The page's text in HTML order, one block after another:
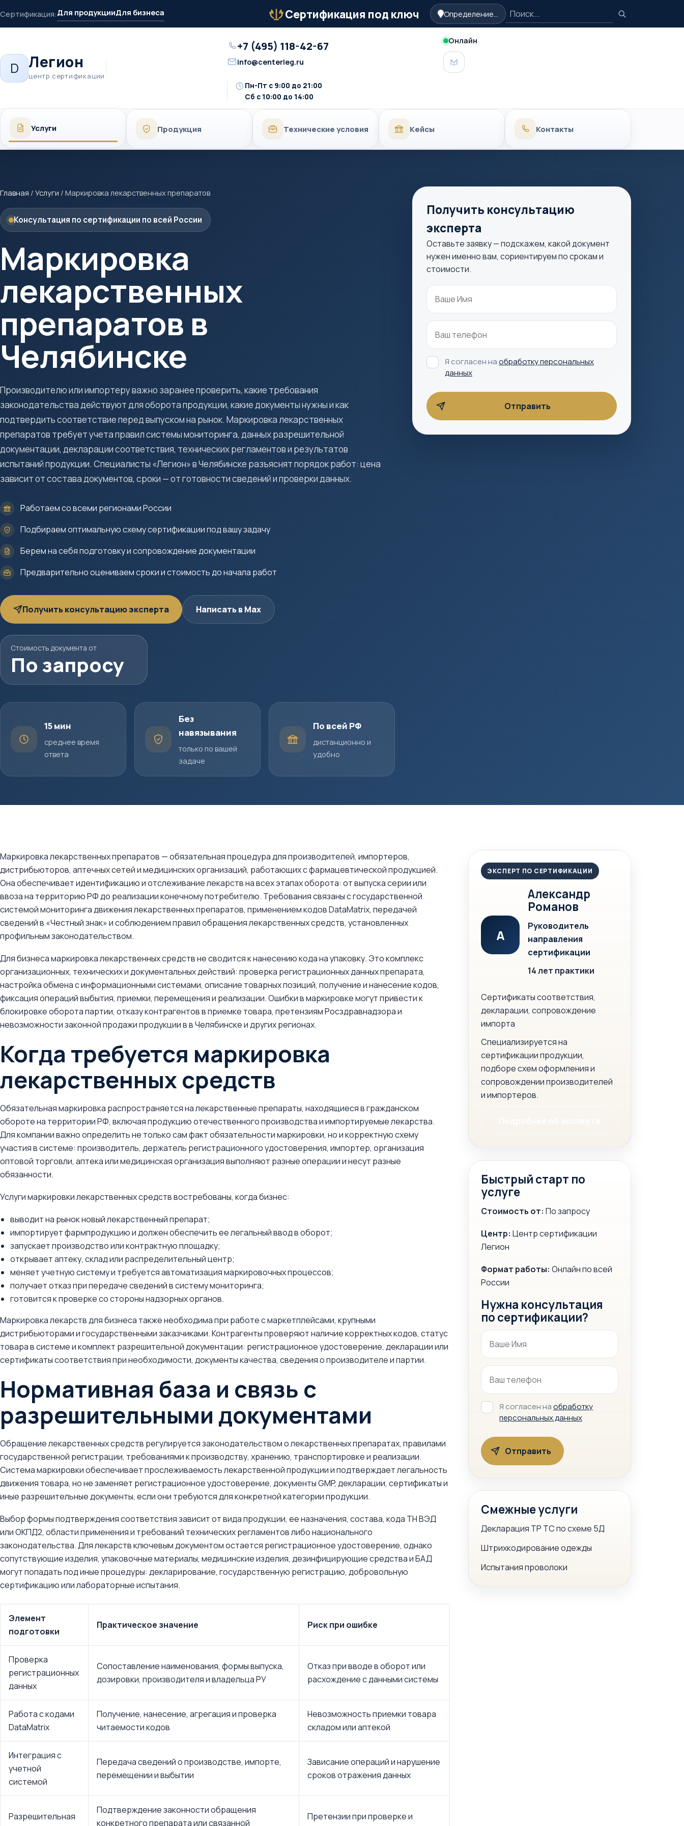
Сертификация:Для продукцииДля бизнеса
Бейдж
Сертификация под ключ Определение... Поиск
Поиск
D Легион
центр сертификации
Телефон
+7 (495) 118-42-67
Email
info@centerleg.ru
Онлайн
MAX
Время
работы
Пн-Пт с 9:00 до 21:00
Сб с 10:00 до 14:00
Услуги Продукция Технические условия Кейсы Контакты
Главная / Услуги / Маркировка лекарственных препаратов
Консультация по сертификации по всей России
Маркировка
лекарственных
препаратов в
Челябинске
Производителю или импортеру важно заранее проверить, какие требования
законодательства действуют для оборота продукции, какие документы нужны и как
подтвердить соответствие перед выпуском на рынок. Маркировка лекарственных
препаратов требует учета правил системы мониторинга, данных разрешительной
документации, декларации соответствия, технических регламентов и результатов
испытаний продукции. Специалисты «Легион» в Челябинске разъяснят порядок работ: цена
зависит от состава документов, сроки — от готовности сведений и проверки данных.
Работаем со всеми регионами России
Подбираем оптимальную схему сертификации под вашу задачу
Берем на себя подготовку и сопровождение документации
Предварительно оцениваем сроки и стоимость до начала работ
Получить консультацию эксперта Написать в Max
Стоимость документа от
По запросу
15 мин
среднее время
ответа
Без
навязывания
только по вашей
задаче
По всей РФ
дистанционно и
удобно
Получить консультацию
эксперта
Оставьте заявку — подскажем, какой документ
нужен именно вам, сориентируем по срокам и
стоимости.
Я согласен наобработку персональных
данных
Маркировка лекарственных препаратов — обязательная процедура для производителей, импортеров,
дистрибьюторов, аптечных сетей и медицинских организаций, работающих с фармацевтической продукцией.
Она обеспечивает идентификацию и отслеживание лекарств на всех этапах оборота: от выпуска серии или
ввоза на территорию РФ до реализации конечному потребителю. Требования связаны с государственной
системой мониторинга движения лекарственных препаратов, применением кодов DataMatrix, передачей
сведений в «Честный знак» и соблюдением правил обращения лекарственных средств, установленных
профильным законодательством.
Для бизнеса маркировка лекарственных средств не сводится к нанесению кода на упаковку. Это комплекс
организационных, технических и документальных действий: проверка регистрационных данных препарата,
настройка обмена с информационными системами, описание товарных позиций, получение и нанесение кодов,
фиксация операций выбытия, приемки, перемещения и реализации. Ошибки в маркировке могут привести к
блокировке оборота партии, отказу контрагентов в приемке товара, претензиям Росздравнадзора и
невозможности законной продажи продукции в в Челябинске и других регионах.
Когда требуется маркировка
лекарственных средств
Обязательная маркировка распространяется на лекарственные препараты, находящиеся в гражданском
обороте на территории РФ, включая продукцию отечественного производства и импортируемые лекарства.
Для компании важно определить не только сам факт обязательности маркировки, но и корректную схему
участия в системе: производитель, держатель регистрационного удостоверения, импортер, организация
оптовой торговли, аптека или медицинская организация выполняют разные операции и несут разные
обязанности.
Услуги маркировки лекарственных средств востребованы, когда бизнес:
выводит на рынок новый лекарственный препарат;
импортирует фармпродукцию и должен обеспечить ее легальный ввод в оборот;
запускает производство или контрактную площадку;
открывает аптеку, склад или распределительный центр;
меняет учетную систему и требуется автоматизация маркировочных процессов;
получает отказ при передаче сведений в систему мониторинга;
готовится к проверке со стороны надзорных органов.
Маркировка лекарств для бизнеса также необходима при работе с маркетплейсами, крупными
дистрибьюторами и государственными заказчиками. Контрагенты проверяют наличие корректных кодов, статус
товара в системе и комплект разрешительной документации: регистрационное удостоверение, декларации или
сертификаты соответствия при необходимости, документы качества, сведения о производителе и партии.
Нормативная база и связь с
разрешительными документами
Обращение лекарственных средств регулируется законодательством о лекарственных препаратах, правилами
государственной регистрации, требованиями к производству, хранению, транспортировке и реализации.
Система маркировки обеспечивает прослеживаемость лекарственной продукции и подтверждает легальность
движения товара, но не заменяет регистрационное удостоверение, документы GMP, декларации, сертификаты и
иные разрешительные документы, если они требуются для конкретной категории продукции.
Выбор формы подтверждения соответствия зависит от вида продукции, ее назначения, состава, кода ТН ВЭД
или ОКПД2, области применения и требований технических регламентов либо национального
законодательства. Для лекарств ключевым документом остается регистрационное удостоверение, однако
сопутствующие изделия, упаковочные материалы, медицинские изделия, дезинфицирующие средства и БАД
могут попадать под иные процедуры: декларирование, государственную регистрацию, добровольную
сертификацию или лабораторные испытания.
Элемент
подготовки
Практическое значение Риск при ошибке
Проверка
регистрационных
данных
Сопоставление наименования, формы выпуска,
дозировки, производителя и владельца РУ
Отказ при вводе в оборот или
расхождение с данными системы
Работа с кодами
DataMatrix
Получение, нанесение, агрегация и проверка
читаемости кодов
Невозможность приемки товара
складом или аптекой
Интеграция с
учетной
системой
Передача сведений о производстве, импорте,
перемещении и выбытии
Зависание операций и нарушение
сроков отражения данных
Разрешительная
Подтверждение законности обращения
конкретного препарата или связанной
Претензии при проверке и
ЭКСПЕРТ ПО СЕРТИФИКАЦИИ
А
Александр
Романов
Руководитель
направления
сертификации
14 лет практики
Сертификаты соответствия,
декларации, сопровождение
импорта
Специализируется на
сертификации продукции,
подборе схем оформления и
сопровождении производителей
и импортеров.
Быстрый старт по
услуге
Стоимость от: По запросу
Центр: Центр сертификации
Легион
Формат работы: Онлайн по всей
России
Нужна консультация
по сертификации?
Я согласен наобработку
персональных данных
Смежные услуги
Декларация ТР ТС по схеме 5Д
Штрихкодирование одежды
Испытания проволоки